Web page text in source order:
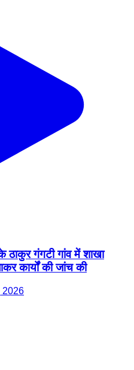
गंगटी गांव में शाखा
कार्यों की जांच की
2026